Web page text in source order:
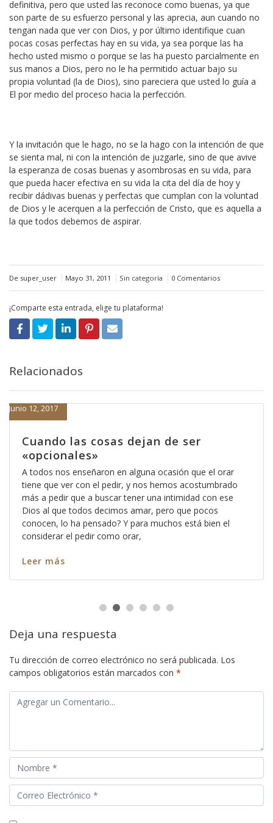
definitiva, pero que usted las reconoce como buenas, ya que
son parte de su esfuerzo personal y las aprecia, aun cuando no
tengan nada que ver con Dios, y por último identifique cuan
pocas cosas perfectas hay en su vida, ya sea porque las ha
hecho usted mismo o porque se las ha puesto parcialmente en
sus manos a Dios, pero no le ha permitido actuar bajo su
propia voluntad (la de Dios), sino pareciera que usted lo guía a
El por medio del proceso hacia la perfección.
Y la invitación que le hago, no se la hago con la intención de que
se sienta mal, ni con la intención de juzgarle, sino de que avive
la esperanza de cosas buenas y asombrosas en su vida, para
que pueda hacer efectiva en su vida la cita del día de hoy y
recibir dádivas buenas y perfectas que cumplan con la voluntad
de Dios y le acerquen a la perfección de Cristo, que es aquella a
la que todos debemos de aspirar.
De super_user Mayo 31, 2011 Sin categoría 0 Comentarios
¡Comparte esta entrada, elige tu plataforma!
Relacionados
Cuando las cosas dejan de ser
«opcionales»
Junio 12, 2017
A todos nos enseñaron en alguna ocasión que el orar
tiene que ver con el pedir, y nos hemos acostumbrado
más a pedir que a buscar tener una intimidad con ese
Dios al que todos decimos amar, pero que pocos
conocen, lo ha pensado? Y para muchos está bien el
considerar el pedir como orar,
Leer más
Deja una respuesta
Tu dirección de correo electrónico no será publicada. Los
campos obligatorios están marcados con *